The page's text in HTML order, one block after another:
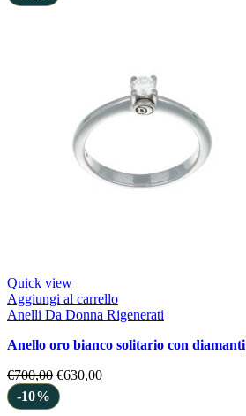
Quick view
Aggiungi al carrello
Anelli Da Donna Rigenerati
anello oro bianco solitario con diamanti
€700,00 €630,00
-10%